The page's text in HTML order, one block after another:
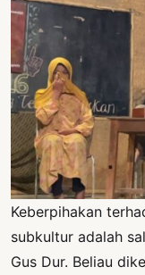
Keberpihakan
subkultur adalah
Gus Dur. Beliau